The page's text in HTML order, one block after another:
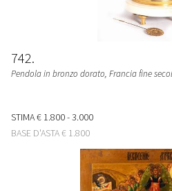
742
Pendola in bronzo dorato, Francia fine
STIMA€ 1.800 - 3.000
BASE D'ASTA€ 1.800